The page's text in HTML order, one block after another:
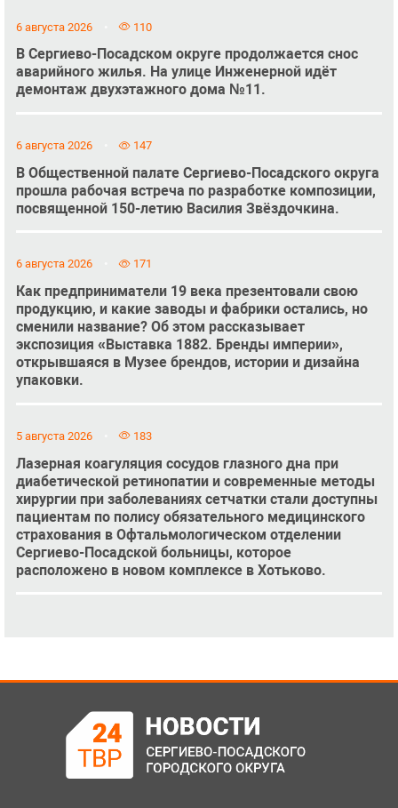
6 августа 2026 110
В Сергиево-Посадском округе продолжается снос
аварийного жилья. На улице Инженерной идёт
демонтаж двухэтажного дома №11.
6 августа 2026 147
В Общественной палате Сергиево-Посадского округа
прошла рабочая встреча по разработке композиции,
посвященной 150-летию Василия Звёздочкина.
6 августа 2026 171
Как предприниматели 19 века презентовали свою
продукцию, и какие заводы и фабрики остались, но
сменили название? Об этом рассказывает
экспозиция «Выставка 1882. Бренды империи»,
открывшаяся в Музее брендов, истории и дизайна
упаковки.
5 августа 2026 183
Лазерная коагуляция сосудов глазного дна при
диабетической ретинопатии и современные методы
хирургии при заболеваниях сетчатки стали доступны
пациентам по полису обязательного медицинского
страхования в Офтальмологическом отделении
Сергиево-Посадской больницы, которое
расположено в новом комплексе в Хотьково.